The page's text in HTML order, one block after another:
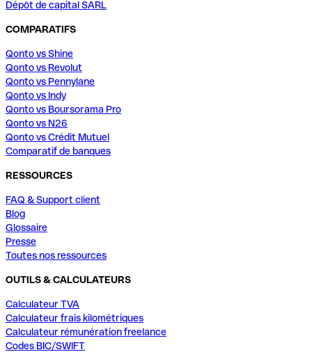
Dépôt de capital SARL
COMPARATIFS
Qonto vs Shine
Qonto vs Revolut
Qonto vs Pennylane
Qonto vs Indy
Qonto vs Boursorama Pro
Qonto vs N26
Qonto vs Crédit Mutuel
Comparatif de banques
RESSOURCES
FAQ & Support client
Blog
Glossaire
Presse
Toutes nos ressources
OUTILS & CALCULATEURS
Calculateur TVA
Calculateur frais kilométriques
Calculateur rémunération freelance
Codes BIC/SWIFT